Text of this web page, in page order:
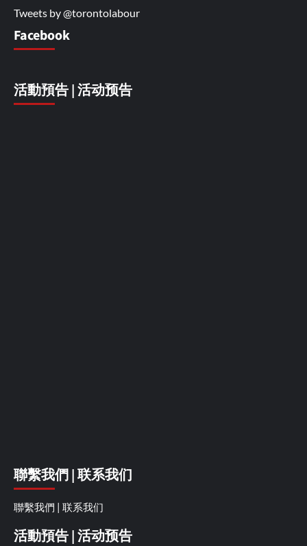
Tweets by @torontolabour
Facebook
活動預告 | 活动预告
聯繫我們 | 联系我们
聯繫我們 | 联系我们
活動預告 | 活动预告